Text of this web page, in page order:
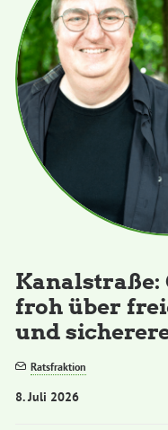
Kanalstraße:
froh über
und
Ratsfraktion
8. Juli 2026